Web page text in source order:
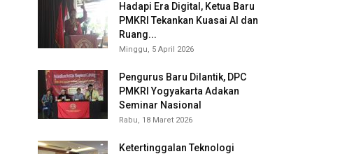
Hadapi Era Digital, Ketua Baru
PMKRI Tekankan Kuasai AI dan
Ruang...
Minggu, 5 April 2026
Pengurus Baru Dilantik, DPC
PMKRI Yogyakarta Adakan
Seminar Nasional
Rabu, 18 Maret 2026
Ketertinggalan Teknologi